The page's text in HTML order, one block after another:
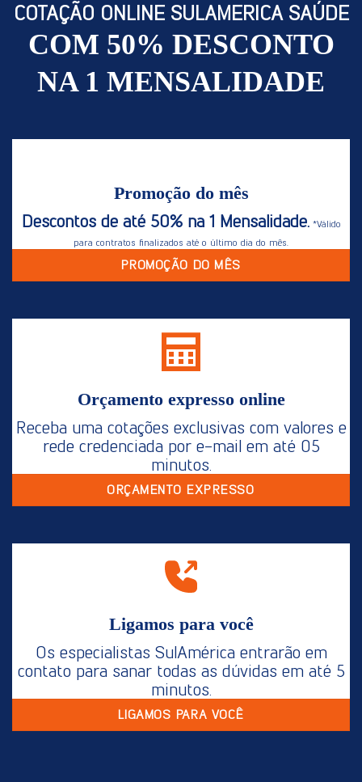
COTAÇÃO ONLINE SULAMERICA SAÚDE
COM 50% DESCONTO
NA 1 MENSALIDADE
Promoção do mês
Descontos de até 50% na 1 Mensalidade.*Válido
para contratos finalizados até o último dia do mês.
PROMOÇÃO DO MÊS
Orçamento expresso online
Receba uma cotações exclusivas com valores e
rede credenciada por e-mail em até 05
minutos.
ORÇAMENTO EXPRESSO
Ligamos para você
Os especialistas SulAmérica entrarão em
contato para sanar todas as dúvidas em até 5
minutos.
LIGAMOS PARA VOCÊ